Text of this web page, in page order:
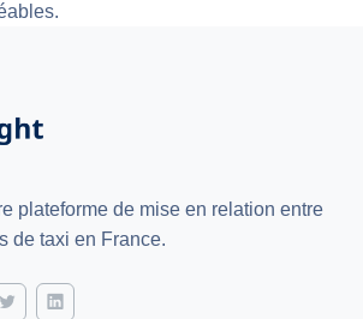
plateforme de mise en relation entre
de taxi en France.